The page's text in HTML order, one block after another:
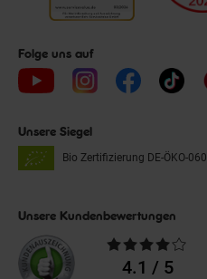
Folge uns auf
Unsere Siegel
Bio Zertifizierung DE-ÖKO-060
Unsere Kundenbewertungen
Durchschnittliche
Bewertungen4.1 / 5